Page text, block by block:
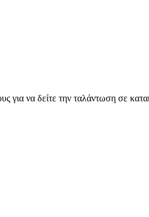
για να δείτε την ταλάντωση σε